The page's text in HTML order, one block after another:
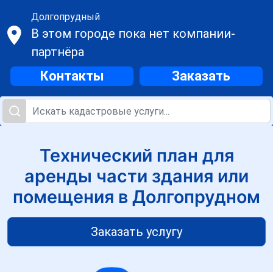
Долгопрудный
В этом городе пока нет компании-
партнёра
Контакты Заказать
Технический план для
аренды части здания или
помещения в Долгопрудном
Заказать услугу